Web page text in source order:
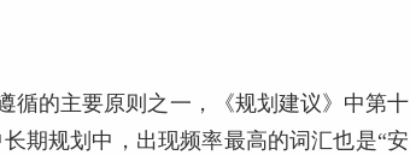
循的主要原则之一，《规划建议》中第十
期规划中，出现频率最高的词汇也是“安